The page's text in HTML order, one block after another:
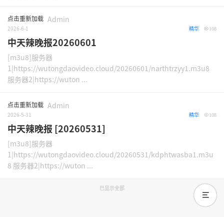
点击重新加载 Admin
2026-6-1 108
精华
中天辣晚报20260601
[m3u8]服务器
1|https://wutongdaovideo.cloud/20260601/narthtrzyy1.m3u8
服务器2|https://wuton ...
点击重新加载 Admin
2026-5-31 108
精华
中天辣晚报 [20260531]
[m3u8]服务器
1|https://wutongdaovideo.cloud/20260531/kdphtwasba1.m3u
8 服务器2|https://wuton ...
已显示全部